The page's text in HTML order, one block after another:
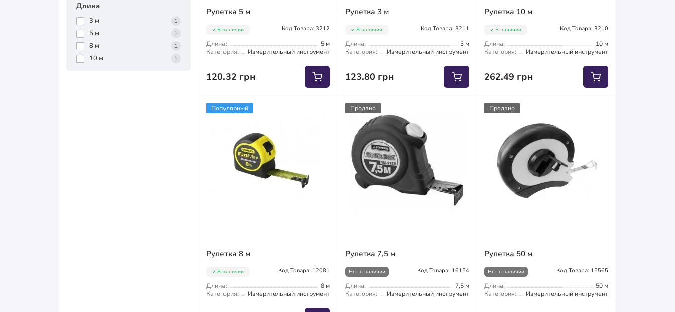
Длина
3 м 1
5 м 1
8 м 1
10 м 1
Рулетка 5 м
В наличии Код Товара: 3212
Длина:
5 м
Категория:
Измерительный инструмент
120.32 грн
Рулетка 3 м
В наличии Код Товара: 3211
Длина:
3 м
Категория:
Измерительный инструмент
123.80 грн
Рулетка 10 м
В наличии Код Товара: 3210
Длина:
10 м
Категория:
Измерительный инструмент
262.49 грн
Популярный
Рулетка 8 м
В наличии Код Товара: 12081
Длина:
8 м
Категория:
Измерительный инструмент
Продано
Рулетка 7,5 м
Нет в наличии Код Товара: 16154
Длина:
7,5 м
Категория:
Измерительный инструмент
Продано
Рулетка 50 м
Нет в наличии Код Товара: 15565
Длина:
50 м
Категория:
Измерительный инструмент